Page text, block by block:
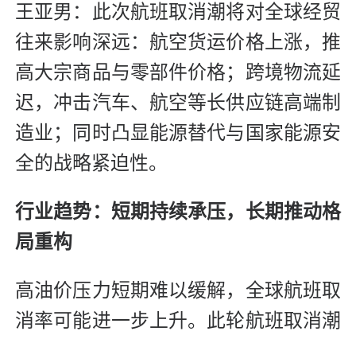
王亚男：此次航班取消潮将对全球经贸
往来影响深远：航空货运价格上涨，推
高大宗商品与零部件价格；跨境物流延
迟，冲击汽车、航空等长供应链高端制
造业；同时凸显能源替代与国家能源安
全的战略紧迫性。
行业趋势：短期持续承压，长期推动格
局重构
高油价压力短期难以缓解，全球航班取
消率可能进一步上升。此轮航班取消潮